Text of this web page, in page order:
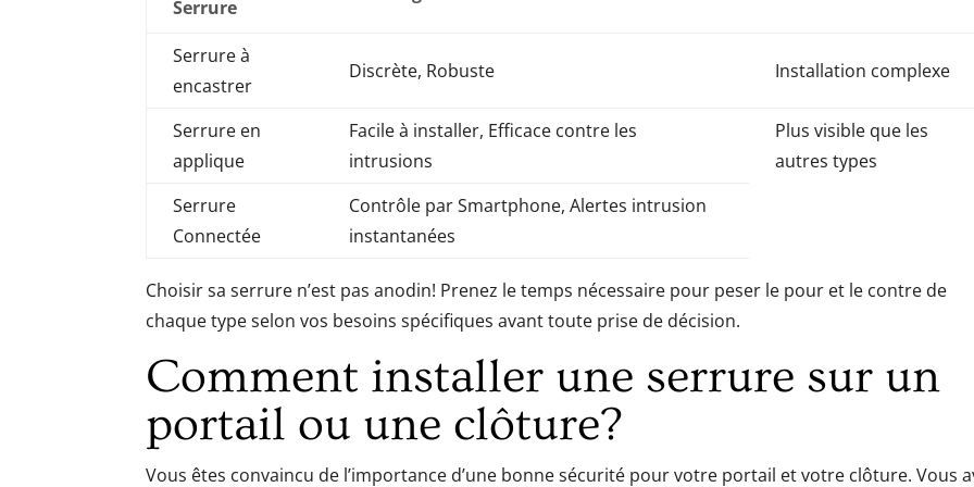
Serrure
Serrure à
encastrer
Discrète, Robuste Installation complexe
Serrure en
applique
Facile à installer, Efficace contre les
intrusions
Plus visible que les
autres types
Serrure
Connectée
Contrôle par Smartphone, Alertes intrusion
instantanées
Choisir sa serrure n’est pas anodin! Prenez le temps nécessaire pour peser le pour et le contre de
chaque type selon vos besoins spécifiques avant toute prise de décision.
Comment installer une serrure sur un
portail ou une clôture?
Vous êtes convaincu de l’importance d’une bonne sécurité pour votre portail et votre clôture. Vous